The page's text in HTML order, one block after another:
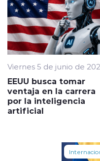
Viernes 5 de junio de
EEUU busca tomar
ventaja en la carrera
por la inteligencia
artificial